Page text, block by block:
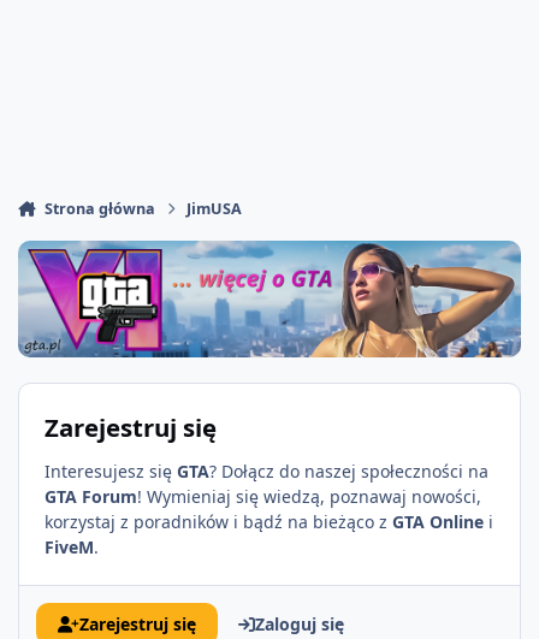
Strona główna JimUSA
Zarejestruj się
Interesujesz się GTA? Dołącz do naszej społeczności na
GTA Forum! Wymieniaj się wiedzą, poznawaj nowości,
korzystaj z poradników i bądź na bieżąco z GTA Online i
FiveM.
Zarejestruj się
Zaloguj się